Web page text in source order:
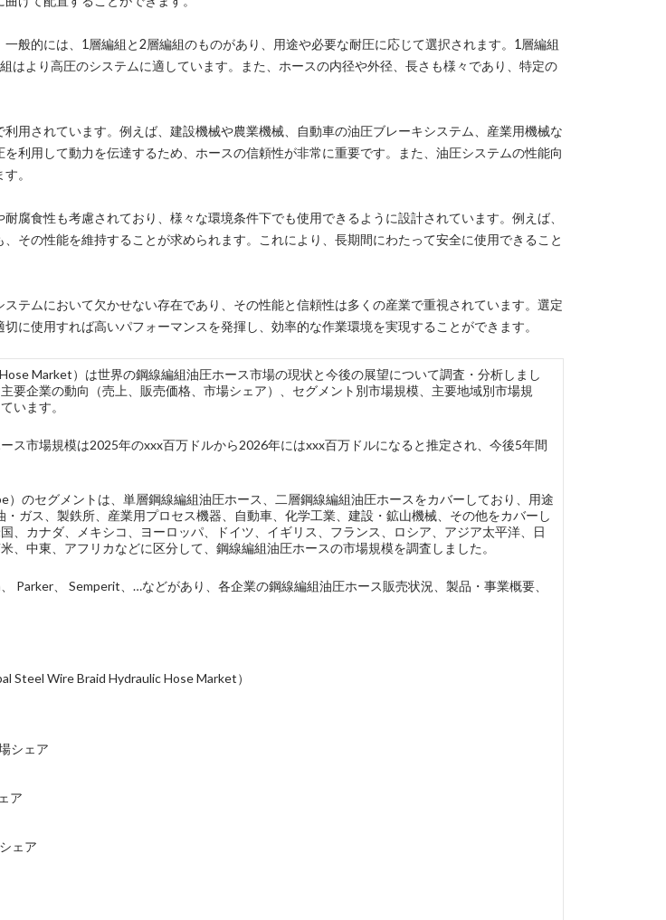
般的には、1層編組と2層編組のものがあり、用途や必要な耐圧に応じて選択されます。1層編組
はより高圧のシステムに適しています。また、ホースの内径や外径、長さも様々であり、特定の
用されています。例えば、建設機械や農業機械、自動車の油圧ブレーキシステム、産業用機械な
利用して動力を伝達するため、ホースの信頼性が非常に重要です。また、油圧システムの性能向
。
腐食性も考慮されており、様々な環境条件下でも使用できるように設計されています。例えば、
その性能を維持することが求められます。これにより、長期間にわたって安全に使用できること
テムにおいて欠かせない存在であり、その性能と信頼性は多くの産業で重視されています。選定
に使用すれば高いパフォーマンスを発揮し、効率的な作業環境を実現することができます。
Market）は世界の鋼線編組油圧ホース市場の現状と今後の展望について調査・分析しまし
要企業の動向（売上、販売価格、市場シェア）、セグメント別市場規模、主要地域別市場規
います。
ス市場規模は2025年のxxx百万ドルから2026年にはxxx百万ドルになると推定され、今後5年間
）のセグメントは、単層鋼線編組油圧ホース、二層鋼線編組油圧ホースをカバーしており、用途
ガス、製鉄所、産業用プロセス機器、自動車、化学工業、建設・鉱山機械、その他をカバーし
、カナダ、メキシコ、ヨーロッパ、ドイツ、イギリス、フランス、ロシア、アジア太平洋、日
、中東、アフリカなどに区分して、鋼線編組油圧ホースの市場規模を調査しました。
Parker、 Semperit、…などがあり、各企業の鋼線編組油圧ホース販売状況、製品・事業概要、
Steel Wire Braid Hydraulic Hose Market）
シェア
ア
ェア